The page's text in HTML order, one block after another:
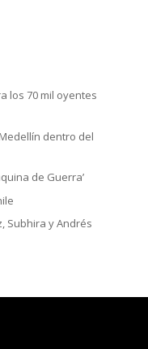
los 70 mil oyentes
dentro del
de Guerra’
Subhira y Andrés